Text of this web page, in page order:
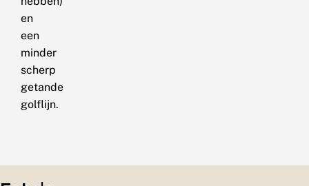
en
een
minder
scherp
getande
golflijn.